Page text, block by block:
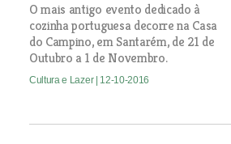
O mais antigo evento dedicado à
cozinha portuguesa decorre na Casa
do Campino, em Santarém, de 21 de
Outubro a 1 de Novembro.
Cultura e Lazer | 12-10-2016